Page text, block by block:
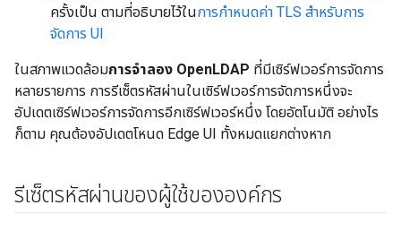
ครั้งเป็น ตามที่อธิบายไว้ในการกำหนดค่า TLS สำหรับการ
จัดการ UI
ในสภาพแวดล้อมการจำลอง OpenLDAP ที่มีเซิร์ฟเวอร์การจัดการ
หลายรายการ การรีเซ็ตรหัสผ่านในเซิร์ฟเวอร์การจัดการหนึ่งจะ
อัปเดตเซิร์ฟเวอร์การจัดการอีกเซิร์ฟเวอร์หนึ่ง โดยอัตโนมัติ อย่างไร
ก็ตาม คุณต้องอัปเดตโหนด Edge UI ทั้งหมดแยกต่างหาก
รีเซ็ตรหัสผ่านของผู้ใช้ขององค์กร